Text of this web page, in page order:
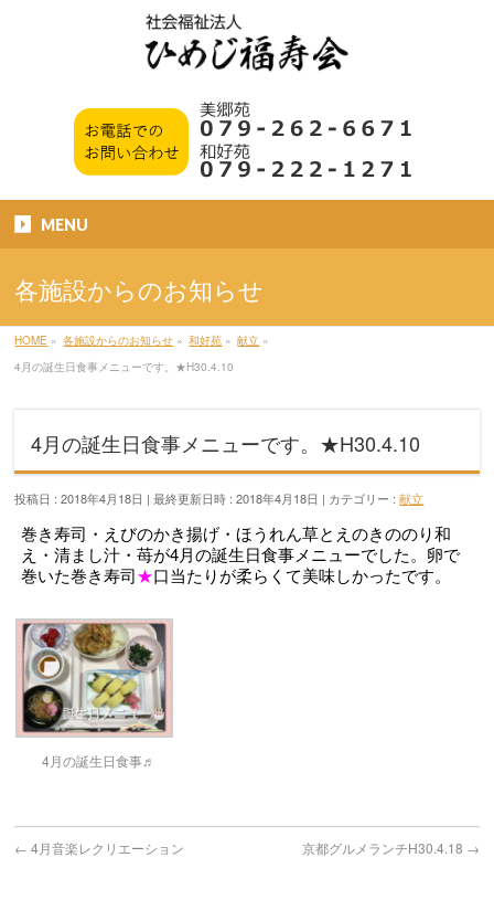
MENU
各施設からのお知らせ
HOME » 各施設からのお知らせ » 和好苑 » 献立 »
4月の誕生日食事メニューです。★H30.4.10
4月の誕生日食事メニューです。★H30.4.10
投稿日 : 2018年4月18日 最終更新日時 : 2018年4月18日 カテゴリー :献立
巻き寿司・えびのかき揚げ・ほうれん草とえのきののり和
え・清まし汁・苺が4月の誕生日食事メニューでした。卵で
巻いた巻き寿司★口当たりが柔らくて美味しかったです。
4月の誕生日食事♬
← 4月音楽レクリエーション 京都グルメランチH30.4.18 →